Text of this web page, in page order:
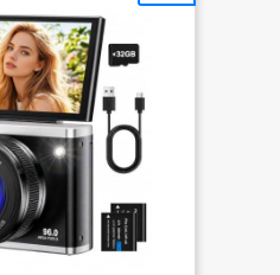
maximale : 2000 ;
résolution de
capture vidéo : 4K
UHD 2160p
Technologie de
capteur photo :
CMOS ;
technologie de
communication
sans fil : Bluetooth
Supports